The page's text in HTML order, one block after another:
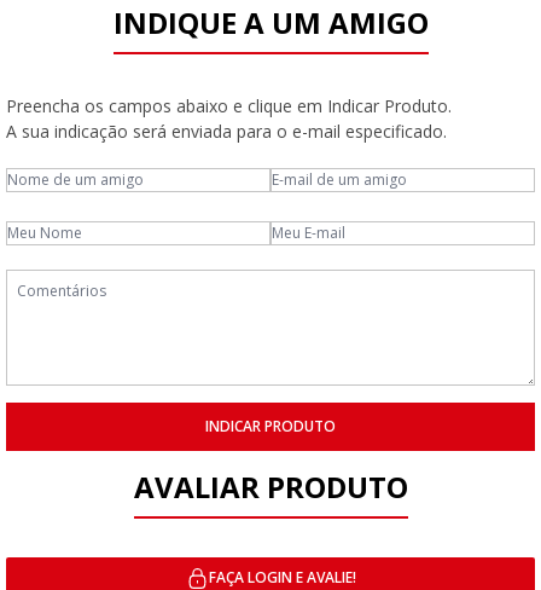
INDIQUE A UM AMIGO
Preencha os campos abaixo e clique em Indicar Produto.
A sua indicação será enviada para o e-mail especificado.
INDICAR PRODUTO
AVALIAR PRODUTO
FAÇA LOGIN E AVALIE!